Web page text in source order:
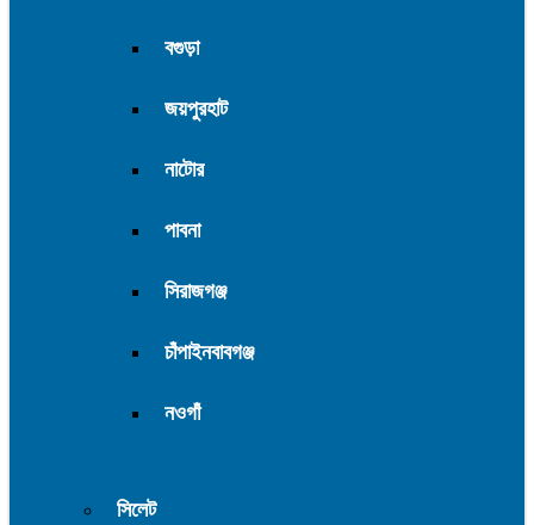
বগুড়া
জয়পুরহাট
নাটোর
পাবনা
সিরাজগঞ্জ
চাঁপাইনবাবগঞ্জ
নওগাঁ
সিলেট